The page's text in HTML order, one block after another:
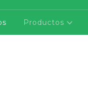
Productos